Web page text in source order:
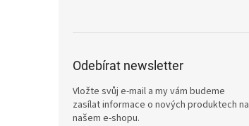
Odebírat newsletter
Vložte svůj e-mail a my vám budeme
zasílat informace o nových produktech na
našem e-shopu.